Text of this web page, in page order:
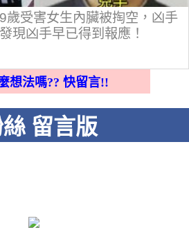
歲受害女生內臟被掏空，凶手
現凶手早已得到報應！
想法嗎?? 快留言!!
留言版